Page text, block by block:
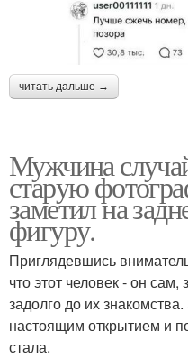
читать дальше →
Мужчина
старую
заметил на
фигуру.
Приглядевшись
что этот человек - он
задолго до их
настоящим открытием и
стала.